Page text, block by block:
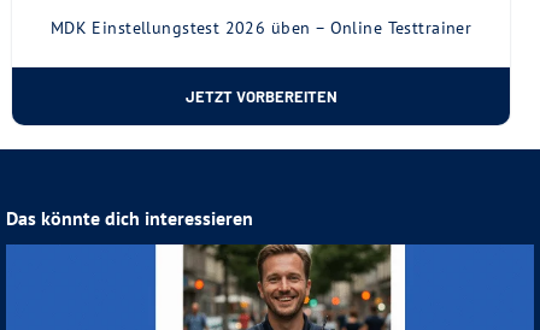
MDK Einstellungstest 2026 üben – Online Testtrainer
JETZT VORBEREITEN
Das könnte dich interessieren